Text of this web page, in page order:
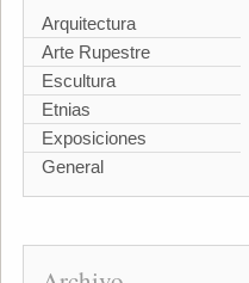
Arquitectura
Arte Rupestre
Escultura
Etnias
Exposiciones
General